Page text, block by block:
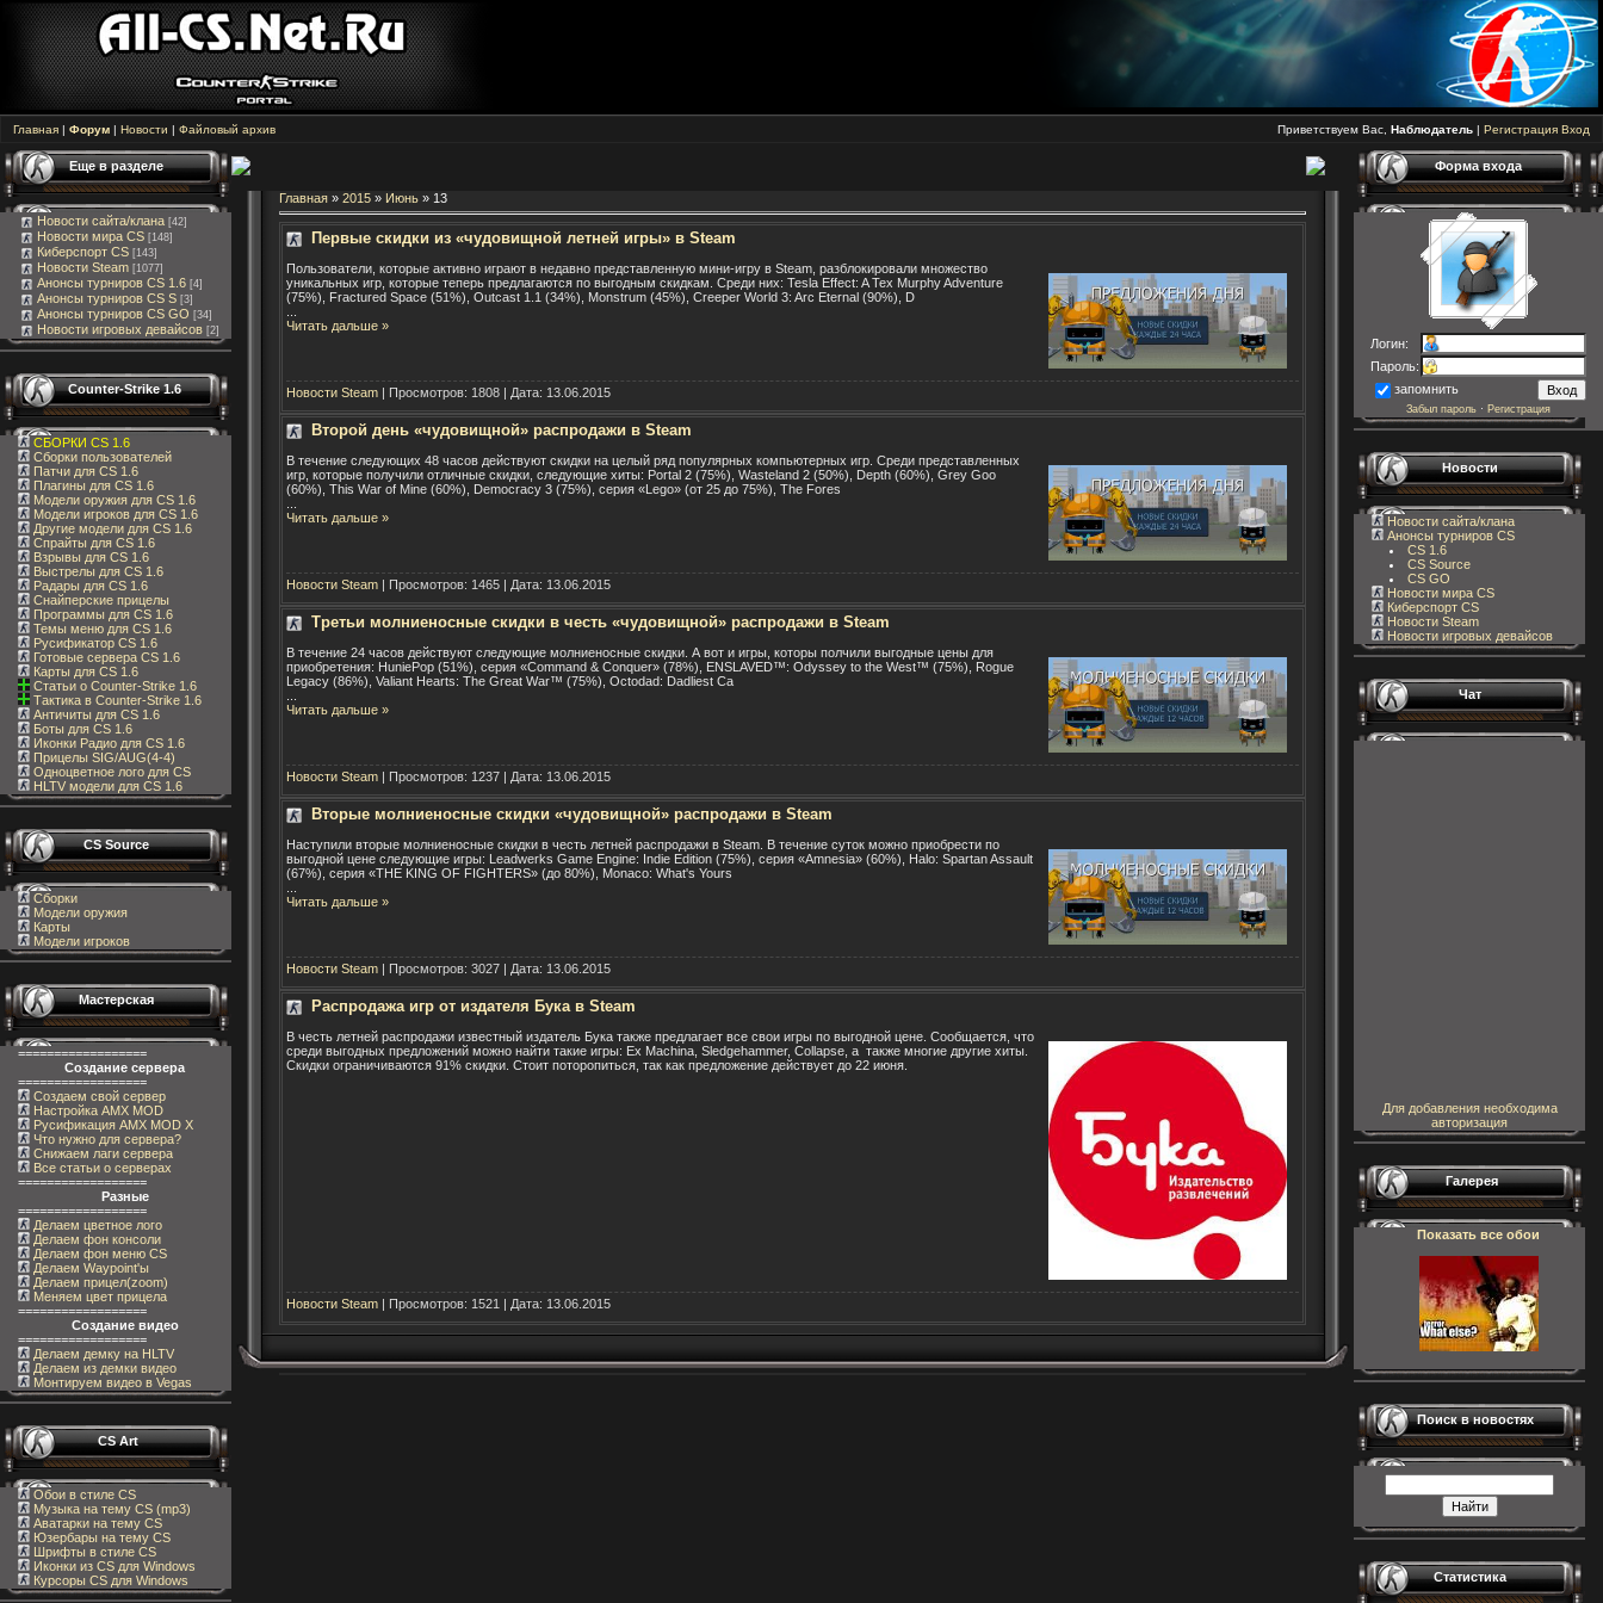
Главная | Форум | Новости | Файловый архив Приветствуем Вас, Наблюдатель | Регистрация Вход
Еще в разделе
Новости сайта/клана [42]
Новости мира CS [148]
Киберспорт CS [143]
Новости Steam [1077]
Анонсы турниров CS 1.6 [4]
Анонсы турниров CS S [3]
Анонсы турниров CS GO [34]
Новости игровых девайсов [2]
Counter-Strike 1.6
СБОРКИ CS 1.6
Сборки пользователей
Патчи для CS 1.6
Плагины для CS 1.6
Модели оружия для CS 1.6
Модели игроков для CS 1.6
Другие модели для CS 1.6
Спрайты для CS 1.6
Взрывы для CS 1.6
Выстрелы для CS 1.6
Радары для CS 1.6
Снайперские прицелы
Программы для CS 1.6
Темы меню для CS 1.6
Русификатор CS 1.6
Готовые сервера CS 1.6
Карты для CS 1.6
Статьи о Counter-Strike 1.6
Тактика в Counter-Strike 1.6
Античиты для CS 1.6
Боты для CS 1.6
Иконки Радио для CS 1.6
Прицелы SIG/AUG(4-4)
Одноцветное лого для CS
HLTV модели для CS 1.6
CS Source
Сборки
Модели оружия
Карты
Модели игроков
Мастерская
==================
Создание сервера
==================
Создаем свой сервер
Настройка AMX MOD
Русификация AMX MOD X
Что нужно для сервера?
Снижаем лаги сервера
Все статьи о серверах
==================
Разные
==================
Делаем цветное лого
Делаем фон консоли
Делаем фон меню CS
Делаем Waypoint'ы
Делаем прицел(zoom)
Меняем цвет прицела
==================
Создание видео
==================
Делаем демку на HLTV
Делаем из демки видео
Монтируем видео в Vegas
CS Art
Обои в стиле CS
Музыка на тему CS (mp3)
Аватарки на тему CS
Юзербары на тему CS
Шрифты в стиле CS
Иконки из CS для Windows
Курсоры CS для Windows
Главная » 2015 » Июнь » 13
Первые скидки из «чудовищной летней игры» в Steam
Пользователи, которые активно играют в недавно представленную мини-игру в Steam, разблокировали множество
уникальных игр, которые теперь предлагаются по выгодным скидкам. Среди них: Tesla Effect: A Tex Murphy Adventure
(75%), Fractured Space (51%), Outcast 1.1 (34%), Monstrum (45%), Creeper World 3: Arc Eternal (90%), D
Читать дальше »
Новости Steam | Просмотров: 1808 | Дата: 13.06.2015
Второй день «чудовищной» распродажи в Steam
В течение следующих 48 часов действуют скидки на целый ряд популярных компьютерных игр. Среди представленных
игр, которые получили отличные скидки, следующие хиты: Portal 2 (75%), Wasteland 2 (50%), Depth (60%), Grey Goo
(60%), This War of Mine (60%), Democracy 3 (75%), серия «Lego» (от 25 до 75%), The Fores
Читать дальше »
Новости Steam | Просмотров: 1465 | Дата: 13.06.2015
Третьи молниеносные скидки в честь «чудовищной» распродажи в Steam
В течение 24 часов действуют следующие молниеносные скидки. А вот и игры, которы полчили выгодные цены для
приобретения: HuniePop (51%), серия «Command & Conquer» (78%), ENSLAVED™: Odyssey to the West™ (75%), Rogue
Legacy (86%), Valiant Hearts: The Great War™ (75%), Octodad: Dadliest Ca
Читать дальше »
Новости Steam | Просмотров: 1237 | Дата: 13.06.2015
Вторые молниеносные скидки «чудовищной» распродажи в Steam
Наступили вторые молниеносные скидки в честь летней распродажи в Steam. В течение суток можно приобрести по
выгодной цене следующие игры: Leadwerks Game Engine: Indie Edition (75%), серия «Amnesia» (60%), Halo: Spartan Assault
(67%), серия «THE KING OF FIGHTERS» (до 80%), Monaco: What's Yours
Читать дальше »
Новости Steam | Просмотров: 3027 | Дата: 13.06.2015
Распродажа игр от издателя Бука в Steam
В честь летней распродажи известный издатель Бука также предлагает все свои игры по выгодной цене. Сообщается, что
среди выгодных предложений можно найти такие игры: Ex Machina, Sledgehammer, Collapse, а также многие другие хиты.
Скидки ограничиваются 91% скидки. Стоит поторопиться, так как предложение действует до 22 июня.
Новости Steam | Просмотров: 1521 | Дата: 13.06.2015
Форма входа
Логин:
Пароль:
запомнить
Забыл пароль · Регистрация
Новости
Новости сайта/клана
Анонсы турниров CS
CS 1.6
CS Source
CS GO
Новости мира CS
Киберспорт CS
Новости Steam
Новости игровых девайсов
Чат
Для добавления необходима
авторизация
Галерея
Показать все обои
Поиск в новостях
Статистика